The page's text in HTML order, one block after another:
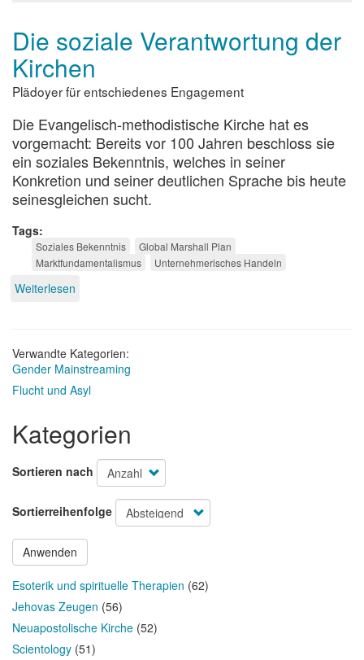
Die soziale Verantwortung der
Kirchen
Plädoyer für entschiedenes Engagement
Die Evangelisch-methodistische Kirche hat es
vorgemacht: Bereits vor 100 Jahren beschloss sie
ein soziales Bekenntnis, welches in seiner
Konkretion und seiner deutlichen Sprache bis heute
seinesgleichen sucht.
Tags
Soziales Bekenntnis
Global Marshall Plan
Marktfundamentalismus
Unternehmerisches Handeln
Weiterlesen
der
Kirchen
Verwandte Kategorien:
Gender Mainstreaming
Flucht und Asyl
Kategorien
Sortieren nach
Sortierreihenfolge
Anwenden
Esoterik und spirituelle Therapien (62)
Jehovas Zeugen (56)
Neuapostolische Kirche (52)
Scientology (51)